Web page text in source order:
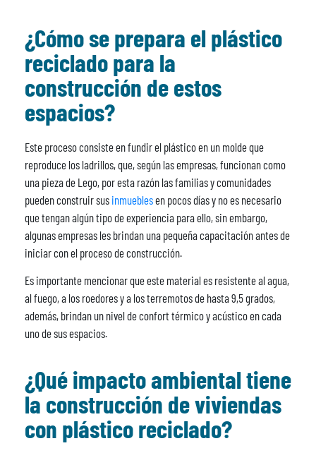
¿Cómo se prepara el plástico
reciclado para la
construcción de estos
espacios?
Este proceso consiste en fundir el plástico en un molde que
reproduce los ladrillos, que, según las empresas, funcionan como
una pieza de Lego, por esta razón las familias y comunidades
pueden construir sus inmueblesen pocos días y no es necesario
que tengan algún tipo de experiencia para ello, sin embargo,
algunas empresas les brindan una pequeña capacitación antes de
iniciar con el proceso de construcción.
Es importante mencionar que este material es resistente al agua,
al fuego, a los roedores y a los terremotos de hasta 9,5 grados,
además, brindan un nivel de confort térmico y acústico en cada
uno de sus espacios.
¿Qué impacto ambiental tiene
la construcción de viviendas
con plástico reciclado?